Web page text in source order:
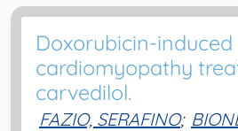
Doxorubicin-induced
cardiomyopathy
carvedilol.
FAZIO, SERAFINO;